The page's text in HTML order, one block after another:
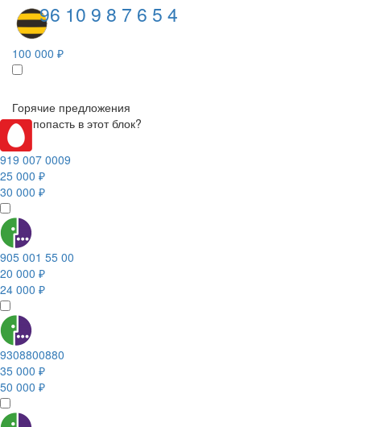
96 10 9 8 7 6 5 4
100 000 ₽
Горячие предложения
Как попасть в этот блок?
919 007 0009
25 000 ₽
30 000 ₽
905 001 55 00
20 000 ₽
24 000 ₽
9308800880
35 000 ₽
50 000 ₽